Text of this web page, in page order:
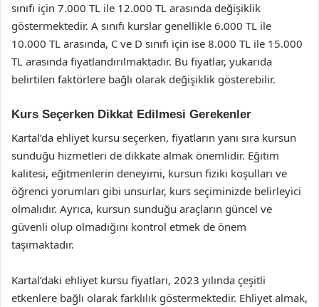
sınıfı için 7.000 TL ile 12.000 TL arasında değişiklik
göstermektedir. A sınıfı kurslar genellikle 6.000 TL ile
10.000 TL arasında, C ve D sınıfı için ise 8.000 TL ile 15.000
TL arasında fiyatlandırılmaktadır. Bu fiyatlar, yukarıda
belirtilen faktörlere bağlı olarak değişiklik gösterebilir.
Kurs Seçerken Dikkat Edilmesi Gerekenler
Kartal’da ehliyet kursu seçerken, fiyatların yanı sıra kursun
sunduğu hizmetleri de dikkate almak önemlidir. Eğitim
kalitesi, eğitmenlerin deneyimi, kursun fiziki koşulları ve
öğrenci yorumları gibi unsurlar, kurs seçiminizde belirleyici
olmalıdır. Ayrıca, kursun sunduğu araçların güncel ve
güvenli olup olmadığını kontrol etmek de önem
taşımaktadır.
Kartal’daki ehliyet kursu fiyatları, 2023 yılında çeşitli
etkenlere bağlı olarak farklılık göstermektedir. Ehliyet almak,